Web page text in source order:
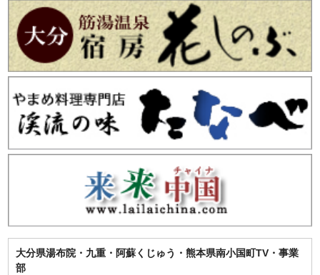
大分県湯布院・九重・阿蘇くじゅう・熊本県南小国町TV・事業
部